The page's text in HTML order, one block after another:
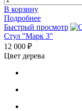
В корзину
Подробнее
Быстрый просмотр
Стул "Марк 3"
12 000 ₽
Цвет дерева